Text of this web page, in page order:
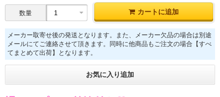
数量 カートに追加
メーカー取寄せ後の発送となります。また、メーカー欠品の場合は別途
メールにてご連絡させて頂きます。同時に他商品もご注文の場合【すべ
てまとめて出荷】となります。
お気に入り追加